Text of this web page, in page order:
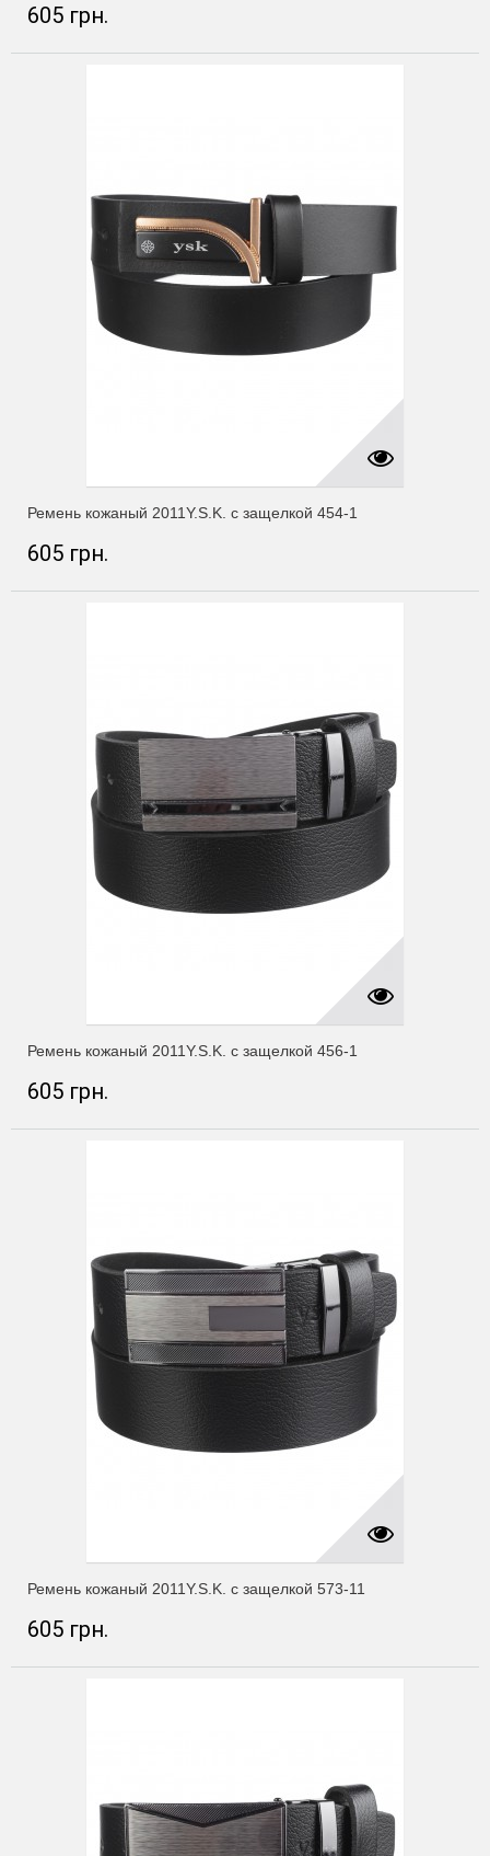
605 грн.
Ремень кожаный 2011Y.S.K. с защелкой 454-1
605 грн.
Ремень кожаный 2011Y.S.K. с защелкой 456-1
605 грн.
Ремень кожаный 2011Y.S.K. с защелкой 573-11
605 грн.